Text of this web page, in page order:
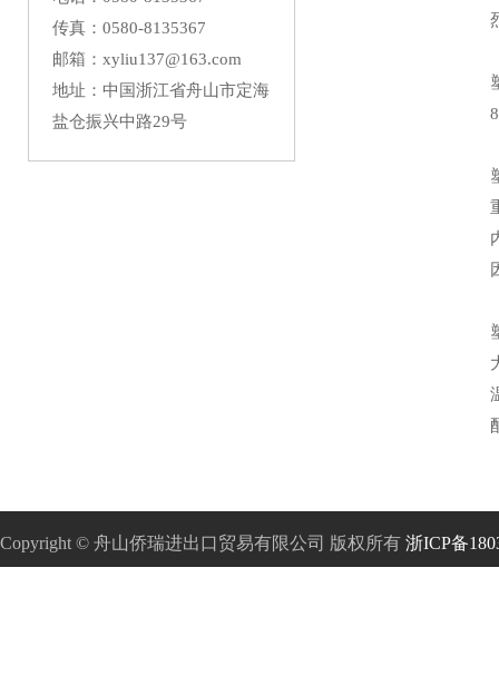
传真：0580-8135367
邮箱：xyliu137@163.com
地址：中国浙江省舟山市定海
盐仓振兴中路29号
Copyright © 舟山侨瑞进出口贸易有限公司 版权所有 浙ICP备